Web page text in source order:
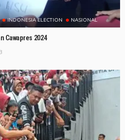
INDONESIA ELECTION NASIONAL
Cawapres 2024